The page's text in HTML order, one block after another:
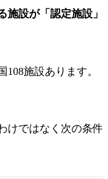
施設が「認定施設」
108施設あります。
けではなく次の条件